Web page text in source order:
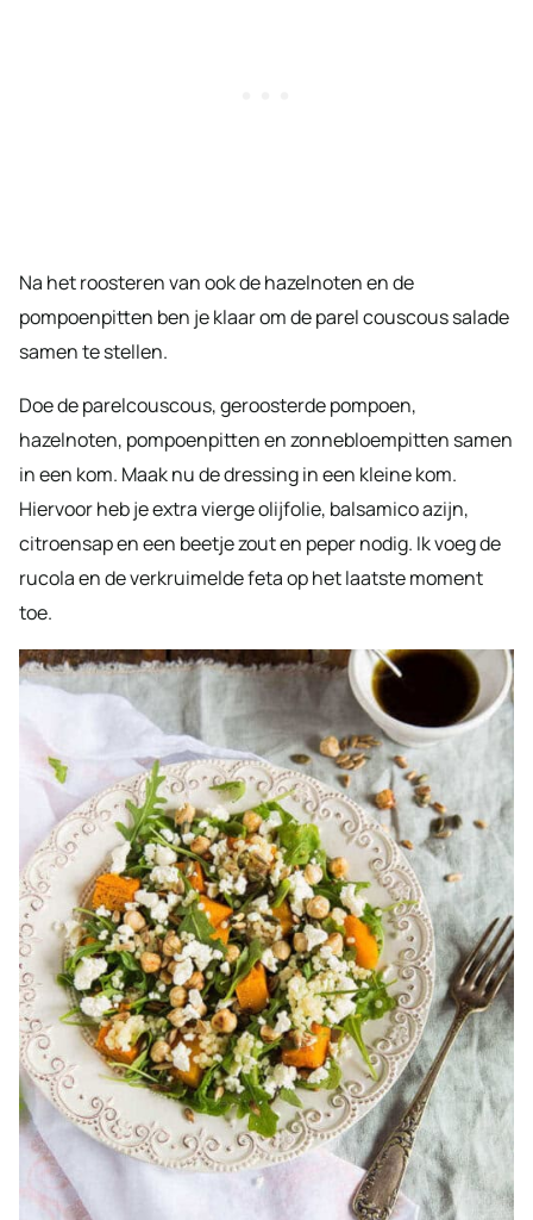
Na het roosteren van ook de hazelnoten en de
pompoenpitten ben je klaar om de parel couscous salade
samen te stellen.
Doe de parelcouscous, geroosterde pompoen,
hazelnoten, pompoenpitten en zonnebloempitten samen
in een kom. Maak nu de dressing in een kleine kom.
Hiervoor heb je extra vierge olijfolie, balsamico azijn,
citroensap en een beetje zout en peper nodig. Ik voeg de
rucola en de verkruimelde feta op het laatste moment
toe.